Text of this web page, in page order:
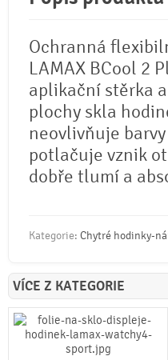
Ochranná
LAMAX BCool 2
aplikační stěrka
plochy skla
neovlivňuje
potlačuje vznik
dobře tlumí a
Kategorie: Chytré hodinky-
VÍCE Z KATEGORIE